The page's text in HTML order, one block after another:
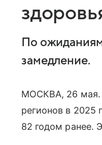
По
замедление.
МОСКВА, 26 мая.
регионов в 2025
82 годом ранее.